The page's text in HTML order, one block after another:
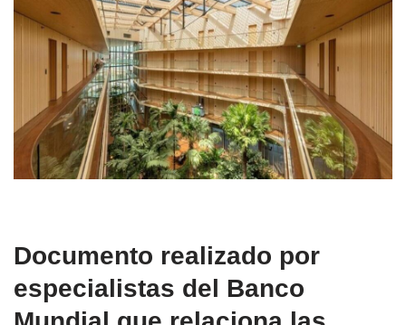
Documento realizado por
especialistas del Banco